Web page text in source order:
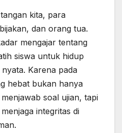
kita, para
dan orang tua.
mengajar tentang
siswa untuk hidup
Karena pada
hebat bukan hanya
soal ujian, tapi
integritas di